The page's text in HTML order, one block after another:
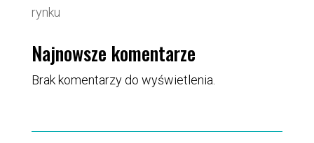
rynku
Najnowsze komentarze
Brak komentarzy do wyświetlenia.